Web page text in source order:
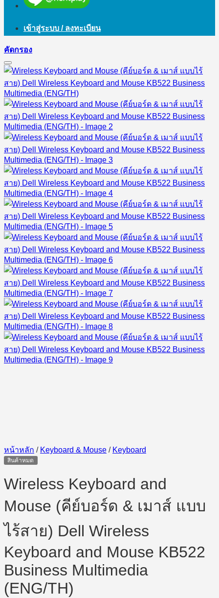
เข้าสู่ระบบ / ลงทะเบียน
คัดกรอง
หน้าหลัก / Keyboard & Mouse / Keyboard
สินค้าหมด
Wireless Keyboard and
Mouse (คีย์บอร์ด & เมาส์ แบบ
ไร้สาย) Dell Wireless
Keyboard and Mouse KB522
Business Multimedia
(ENG/TH)